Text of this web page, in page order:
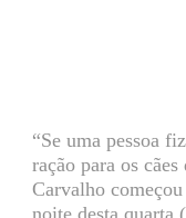
“Se uma pessoa
ração para os
Carvalho